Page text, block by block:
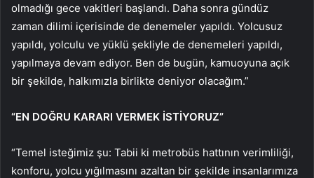
olmadığı gece vakitleri başlandı. Daha sonra gündüz
zaman dilimi içerisinde de denemeler yapıldı. Yolcusuz
yapıldı, yolculu ve yüklü şekliyle de denemeleri yapıldı,
yapılmaya devam ediyor. Ben de bugün, kamuoyuna açık
bir şekilde, halkımızla birlikte deniyor olacağım.”
“EN DOĞRU KARARI VERMEK İSTİYORUZ”
“Temel isteğimiz şu: Tabii ki metrobüs hattının verimliliği,
konforu, yolcu yığılmasını azaltan bir şekilde insanlarımıza